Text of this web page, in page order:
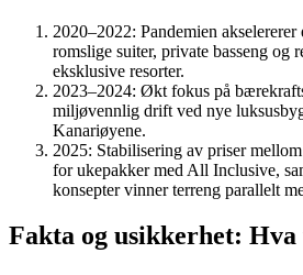
2020–2022: Pandemien akselererer
romslige suiter, private basseng og
eksklusive resorter.
2023–2024: Økt fokus på
miljøvennlig drift ved nye
Kanariøyene.
2025: Stabilisering av priser
for ukepakker med All Inclusive,
konsepter vinner terreng parallelt
Fakta og usikkerhet: